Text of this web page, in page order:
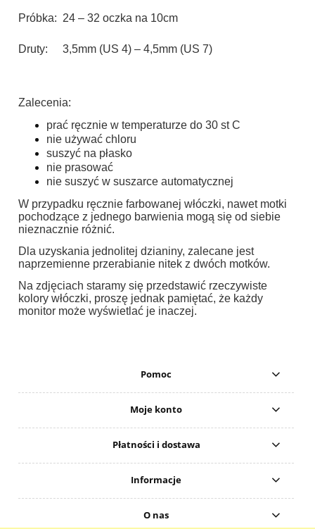
Próbka: 24 – 32 oczka na 10cm
Druty: 3,5mm (US 4) – 4,5mm (US 7)
Zalecenia:
prać ręcznie w temperaturze do 30 st C
nie używać chloru
suszyć na płasko
nie prasować
nie suszyć w suszarce automatycznej
W przypadku ręcznie farbowanej włóczki, nawet motki
pochodzące z jednego barwienia mogą się od siebie
nieznacznie różnić.
Dla uzyskania jednolitej dzianiny, zalecane jest
naprzemienne przerabianie nitek z dwóch motków.
Na zdjęciach staramy się przedstawić rzeczywiste
kolory włóczki, proszę jednak pamiętać, że każdy
monitor może wyświetlać je inaczej.
Pomoc
Moje konto
Płatności i dostawa
Informacje
O nas